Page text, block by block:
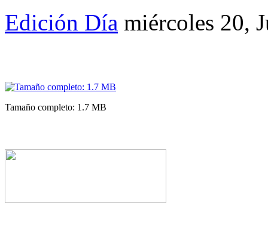
Edición Día miércoles 20,
Tamaño completo: 1.7 MB